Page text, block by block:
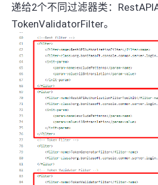
递给2个不同过滤器类：
TokenValidatorFilter。